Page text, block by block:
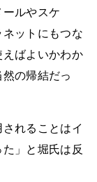
ルやスケ
ットにもつな
ばよいかわか
の帰結だっ
れることはイ
」と堀氏は反